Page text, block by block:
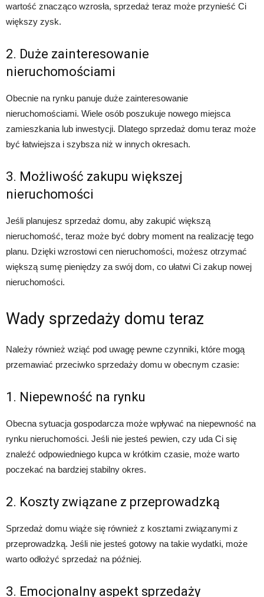
wartość znacząco wzrosła, sprzedaż teraz może przynieść Ci
większy zysk.
2. Duże zainteresowanie
nieruchomościami
Obecnie na rynku panuje duże zainteresowanie
nieruchomościami. Wiele osób poszukuje nowego miejsca
zamieszkania lub inwestycji. Dlatego sprzedaż domu teraz może
być łatwiejsza i szybsza niż w innych okresach.
3. Możliwość zakupu większej
nieruchomości
Jeśli planujesz sprzedaż domu, aby zakupić większą
nieruchomość, teraz może być dobry moment na realizację tego
planu. Dzięki wzrostowi cen nieruchomości, możesz otrzymać
większą sumę pieniędzy za swój dom, co ułatwi Ci zakup nowej
nieruchomości.
Wady sprzedaży domu teraz
Należy również wziąć pod uwagę pewne czynniki, które mogą
przemawiać przeciwko sprzedaży domu w obecnym czasie:
1. Niepewność na rynku
Obecna sytuacja gospodarcza może wpływać na niepewność na
rynku nieruchomości. Jeśli nie jesteś pewien, czy uda Ci się
znaleźć odpowiedniego kupca w krótkim czasie, może warto
poczekać na bardziej stabilny okres.
2. Koszty związane z przeprowadzką
Sprzedaż domu wiąże się również z kosztami związanymi z
przeprowadzką. Jeśli nie jesteś gotowy na takie wydatki, może
warto odłożyć sprzedaż na później.
3. Emocjonalny aspekt sprzedaży